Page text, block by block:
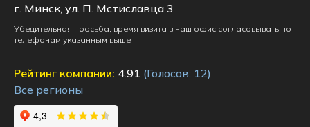
г. Минск, ул. П. Мстиславца 3
Убедительная просьба, время визита в наш офис согласовывать по
телефонам указанным выше
Рейтинг компании: 4.91 (Голосов: 12)
Все регионы